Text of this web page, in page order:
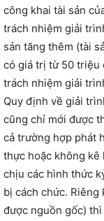
công khai tài sản
trách nhiệm giải
sản tăng thêm (tài
có giá trị từ 50 triệu
trách nhiệm giải
Quy định về giải
cũng chỉ mới được
cả trường hợp phát
thực hoặc không kê
chịu các hình thức
bị cách chức.
được nguồn gốc)